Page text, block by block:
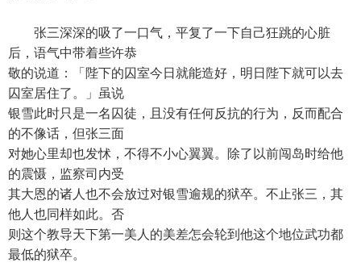
张三深深的吸了一口气，平复了一下自己狂跳的心脏
后，语气中带着些许恭
敬的说道：「陛下的囚室今日就能造好，明日陛下就可以去
囚室居住了。」虽说
银雪此时只是一名囚徒，且没有任何反抗的行为，反而配合
的不像话，但张三面
对她心里却也发怵，不得不小心翼翼。除了以前闯岛时给他
的震慑，监察司内受
其大恩的诸人也不会放过对银雪逾规的狱卒。不止张三，其
他人也同样如此。否
则这个教导天下第一美人的美差怎会轮到他这个地位武功都
最低的狱卒。